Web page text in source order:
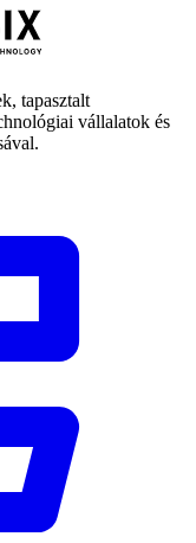
tapasztalt
vállalatok és